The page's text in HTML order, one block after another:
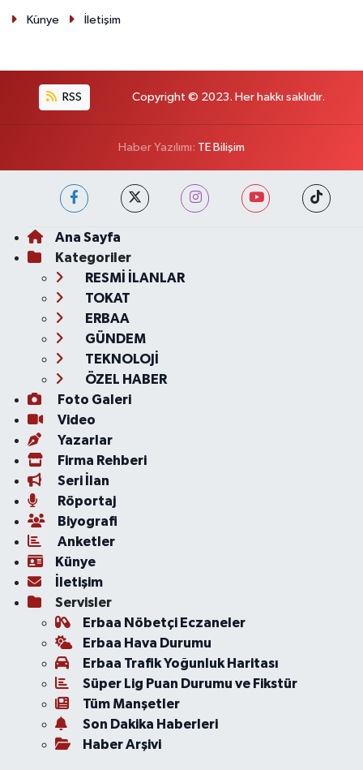
Künye İletişim
RSS Copyright © 2023. Her hakkı saklıdır.
Haber Yazılımı: TE Bilişim
Ana Sayfa
Kategoriler
RESMİ İLANLAR
TOKAT
ERBAA
GÜNDEM
TEKNOLOJİ
ÖZEL HABER
Foto Galeri
Video
Yazarlar
Firma Rehberi
Seri İlan
Röportaj
Biyografi
Anketler
Künye
İletişim
Servisler
Erbaa Nöbetçi Eczaneler
Erbaa Hava Durumu
Erbaa Trafik Yoğunluk Haritası
Süper Lig Puan Durumu ve Fikstür
Tüm Manşetler
Son Dakika Haberleri
Haber Arşivi